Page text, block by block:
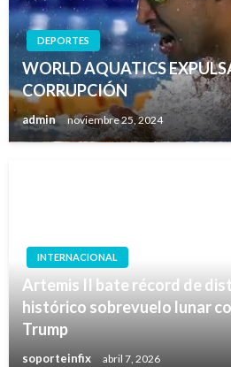
DEPORTES
WORLD AQUATICS
CORRUPCIÓN
admin noviembre 25, 2024
INTERNACIONAL
Artemis II bate récord de
histórico sobrevuelo lunar
Trump
soporteinfix abril 7, 2026